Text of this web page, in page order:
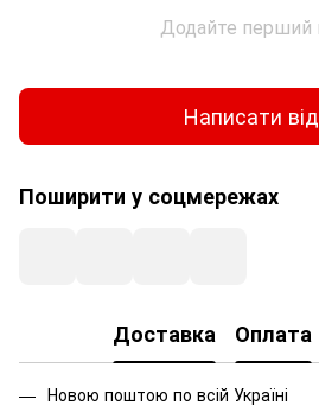
Додайте перший
Написати
Поширити у соцмережах
Доставка Оплата
Новою поштою по всій Україні